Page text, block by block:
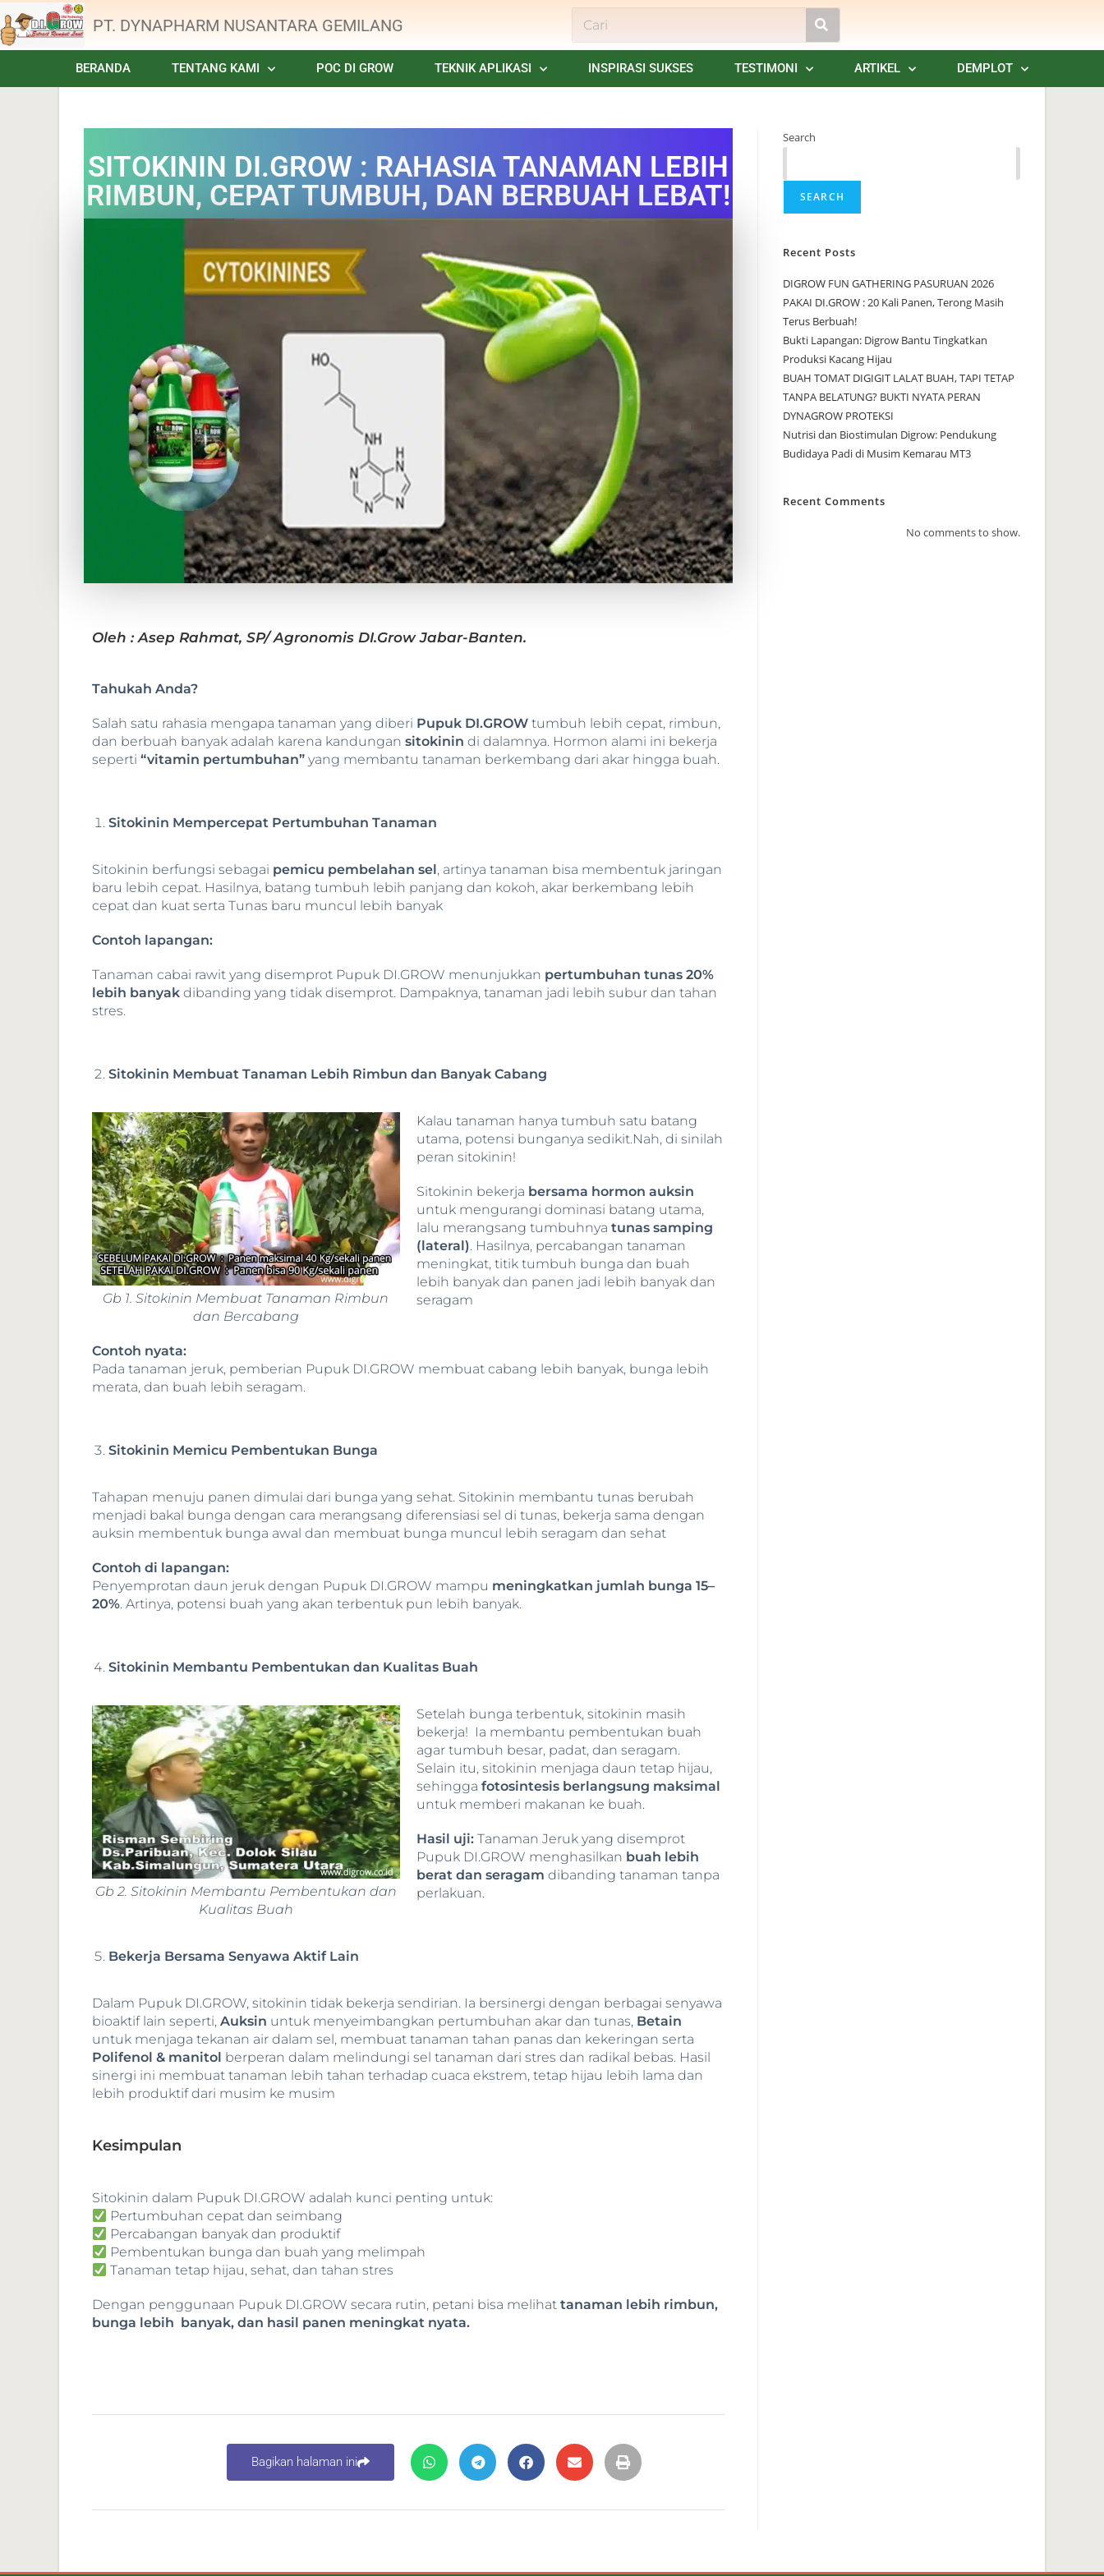
PT. DYNAPHARM NUSANTARA GEMILANG
BERANDA TENTANG KAMI POC DI GROW TEKNIK APLIKASI INSPIRASI SUKSES TESTIMONI ARTIKEL DEMPLOT
SITOKININ DI.GROW : RAHASIA TANAMAN LEBIH
RIMBUN, CEPAT TUMBUH, DAN BERBUAH LEBAT!
Oleh : Asep Rahmat, SP/ Agronomis DI.Grow Jabar-Banten.
Tahukah Anda?
Salah satu rahasia mengapa tanaman yang diberi Pupuk DI.GROW tumbuh lebih cepat, rimbun,
dan berbuah banyak adalah karena kandungan sitokinin di dalamnya. Hormon alami ini bekerja
seperti “vitamin pertumbuhan” yang membantu tanaman berkembang dari akar hingga buah.
Sitokinin Mempercepat Pertumbuhan Tanaman
Sitokinin berfungsi sebagai pemicu pembelahan sel , artinya tanaman bisa membentuk jaringan
baru lebih cepat. Hasilnya, batang tumbuh lebih panjang dan kokoh, akar berkembang lebih
cepat dan kuat serta Tunas baru muncul lebih banyak
Contoh lapangan:
Tanaman cabai rawit yang disemprot Pupuk DI.GROW menunjukkan pertumbuhan tunas 20%
lebih banyak dibanding yang tidak disemprot. Dampaknya, tanaman jadi lebih subur dan tahan
stres.
Sitokinin Membuat Tanaman Lebih Rimbun dan Banyak Cabang
Gb 1. Sitokinin Membuat Tanaman Rimbun
dan Bercabang
Kalau tanaman hanya tumbuh satu batang
utama, potensi bunganya sedikit.Nah, di sinilah
peran sitokinin!
Sitokinin bekerja bersama hormon auksin
untuk mengurangi dominasi batang utama,
lalu merangsang tumbuhnya tunas samping
(lateral). Hasilnya, percabangan tanaman
meningkat, titik tumbuh bunga dan buah
lebih banyak dan panen jadi lebih banyak dan
seragam
Contoh nyata:
Pada tanaman jeruk, pemberian Pupuk DI.GROW membuat cabang lebih banyak, bunga lebih
merata, dan buah lebih seragam.
Sitokinin Memicu Pembentukan Bunga
Tahapan menuju panen dimulai dari bunga yang sehat. Sitokinin membantu tunas berubah
menjadi bakal bunga dengan cara merangsang diferensiasi sel di tunas, bekerja sama dengan
auksin membentuk bunga awal dan membuat bunga muncul lebih seragam dan sehat
Contoh di lapangan:
Penyemprotan daun jeruk dengan Pupuk DI.GROW mampu meningkatkan jumlah bunga 15–
20%. Artinya, potensi buah yang akan terbentuk pun lebih banyak.
Sitokinin Membantu Pembentukan dan Kualitas Buah
Gb 2. Sitokinin Membantu Pembentukan dan
Kualitas Buah
Setelah bunga terbentuk, sitokinin masih
bekerja! Ia membantu pembentukan buah
agar tumbuh besar, padat, dan seragam.
Selain itu, sitokinin menjaga daun tetap hijau,
sehingga fotosintesis berlangsung maksimal
untuk memberi makanan ke buah.
Hasil uji: Tanaman Jeruk yang disemprot
Pupuk DI.GROW menghasilkan buah lebih
berat dan seragam dibanding tanaman tanpa
perlakuan.
Bekerja Bersama Senyawa Aktif Lain
Dalam Pupuk DI.GROW, sitokinin tidak bekerja sendirian. Ia bersinergi dengan berbagai senyawa
bioaktif lain seperti, Auksin untuk menyeimbangkan pertumbuhan akar dan tunas, Betain
untuk menjaga tekanan air dalam sel, membuat tanaman tahan panas dan kekeringan serta
Polifenol & manitol berperan dalam melindungi sel tanaman dari stres dan radikal bebas. Hasil
sinergi ini membuat tanaman lebih tahan terhadap cuaca ekstrem, tetap hijau lebih lama dan
lebih produktif dari musim ke musim
Kesimpulan
Sitokinin dalam Pupuk DI.GROW adalah kunci penting untuk:
Pertumbuhan cepat dan seimbang
Percabangan banyak dan produktif
Pembentukan bunga dan buah yang melimpah
Tanaman tetap hijau, sehat, dan tahan stres
Dengan penggunaan Pupuk DI.GROW secara rutin, petani bisa melihat tanaman lebih rimbun,
bunga lebih banyak, dan hasil panen meningkat nyata.
Bagikan halaman ini
Search
SEARCH
Recent Posts
DIGROW FUN GATHERING PASURUAN 2026
PAKAI DI.GROW : 20 Kali Panen, Terong Masih
Terus Berbuah!
Bukti Lapangan: Digrow Bantu Tingkatkan
Produksi Kacang Hijau
BUAH TOMAT DIGIGIT LALAT BUAH, TAPI TETAP
TANPA BELATUNG? BUKTI NYATA PERAN
DYNAGROW PROTEKSI
Nutrisi dan Biostimulan Digrow: Pendukung
Budidaya Padi di Musim Kemarau MT3
Recent Comments
No comments to show.